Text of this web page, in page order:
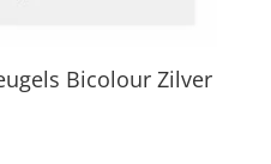
Bicolour Zilver